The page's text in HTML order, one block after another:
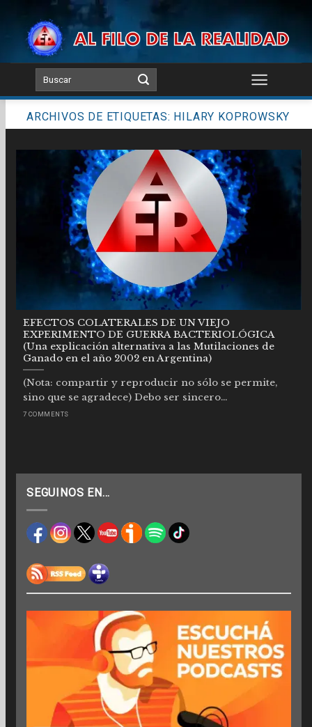
content
ARCHIVOS DE ETIQUETAS: HILARY KOPROWSKY
EFECTOS COLATERALES DE UN VIEJO
EXPERIMENTO DE GUERRA BACTERIOLÓGICA
(Una explicación alternativa a las Mutilaciones de
Ganado en el año 2002 en Argentina)
(Nota: compartir y reproducir no sólo se permite,
sino que se agradece) Debo ser sincero...
7 COMMENTS
SEGUINOS EN…